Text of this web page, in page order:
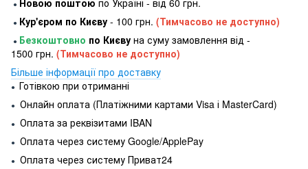
●
● Кур'єром по Києву - 100 грн. (Тимчасово не доступно)
● Безкоштовно по Києву на суму замовлення від -
1500 грн. (Тимчасово не доступно)
Більше інформації про доставку
● Готівкою при отриманні
● Онлайн оплата (Платіжними картами Visa і MasterCard)
● Оплата за реквізитами IBAN
● Оплата через систему Google/ApplePay
● Оплата через систему Приват24